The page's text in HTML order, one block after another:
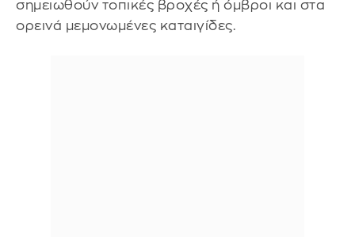
σημειωθούν τοπικές βροχές ή όμβροι και στα
ορεινά μεμονωμένες καταιγίδες.